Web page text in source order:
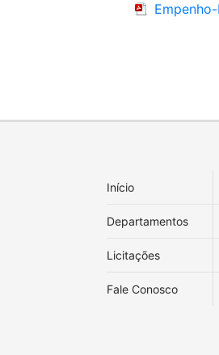
Início
Departamentos
Licitações
Fale Conosco